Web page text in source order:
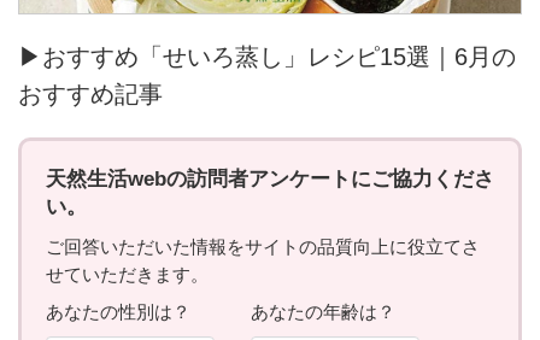
▶おすすめ「せいろ蒸し」レシピ15選｜6月の
おすすめ記事